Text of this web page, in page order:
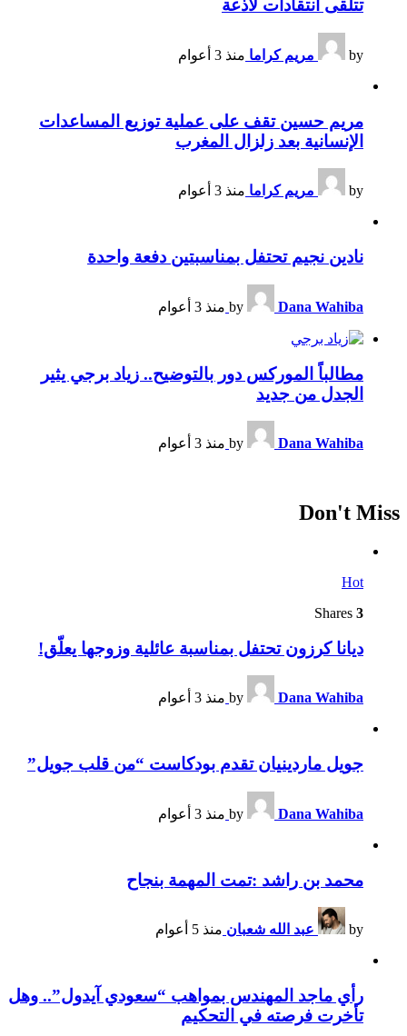
تتلقى انتقادات لاذعة
by مريم كراما منذ 3 أعوام
مريم حسين تقف على عملية توزيع المساعدات
الإنسانية بعد زلزال المغرب
by مريم كراما منذ 3 أعوام
نادين نجيم تحتفل بمناسبتين دفعة واحدة
by Dana Wahiba منذ 3 أعوام
مطالباً الموركس دور بالتوضيح.. زياد برجي يثير
الجدل من جديد
by Dana Wahiba منذ 3 أعوام
Don't Miss
Hot
3
ديانا كرزون تحتفل بمناسبة عائلية وزوجها يعلّق!
by Dana Wahiba منذ 3 أعوام
جويل ماردينيان تقدم بودكاست “من قلب جويل”
by Dana Wahiba منذ 3 أعوام
محمد بن راشد :تمت المهمة بنجاح
by عبد الله شعبان منذ 5 أعوام
رأي ماجد المهندس بمواهب “سعودي آيدول”.. وهل
تأخرت فرصته في التحكيم